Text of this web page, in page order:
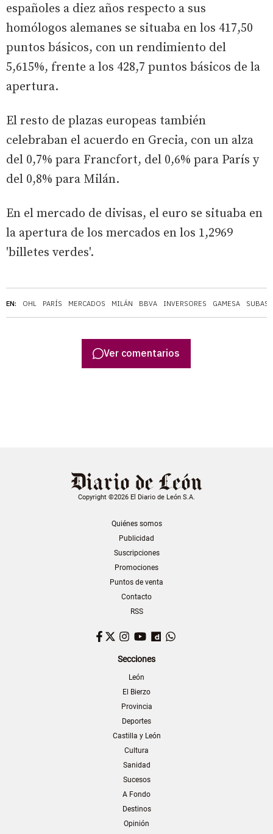
EN: OHL PARÍS MERCADOS MILÁN BBVA INVERSORES GAMESA
españoles a diez años respecto a sus
homólogos alemanes se situaba en los 417,50
puntos básicos, con un rendimiento del
5,615%, frente a los 428,7 puntos básicos de la
apertura.
El resto de plazas europeas también
celebraban el acuerdo en Grecia, con un alza
del 0,7% para Francfort, del 0,6% para París y
del 0,8% para Milán.
En el mercado de divisas, el euro se situaba en
la apertura de los mercados en los 1,2969
'billetes verdes'.
Ver comentarios
Copyright ©2026 El Diario de León S.A.
Quiénes somos
Publicidad
Suscripciones
Promociones
Puntos de venta
Contacto
RSS
Facebook
TwitterInstagram
YouTubeDailymotion
Secciones
León
El Bierzo
Provincia
Deportes
Castilla y León
Cultura
Sanidad
Sucesos
A Fondo
Destinos
Opinión